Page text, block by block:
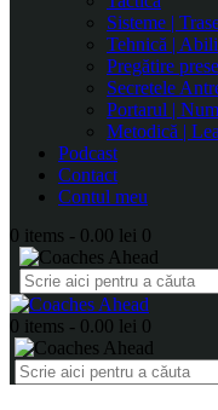
Sisteme |
Tehnică |
Pregătire
Secretele
Portarul |
Metodică |
Podcast
Contact
Contul meu
0 items - 0.00 lei 0
0 items - 0.00 lei 0